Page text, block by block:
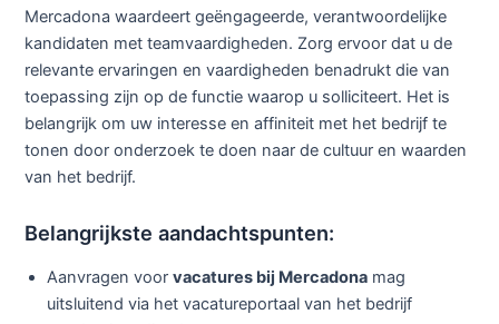
Mercadona waardeert geëngageerde, verantwoordelijke
kandidaten met teamvaardigheden. Zorg ervoor dat u de
relevante ervaringen en vaardigheden benadrukt die van
toepassing zijn op de functie waarop u solliciteert. Het is
belangrijk om uw interesse en affiniteit met het bedrijf te
tonen door onderzoek te doen naar de cultuur en waarden
van het bedrijf.
Belangrijkste aandachtspunten:
Aanvragen voorvacatures bij Mercadona mag
uitsluitend via het vacatureportaal van het bedrijf